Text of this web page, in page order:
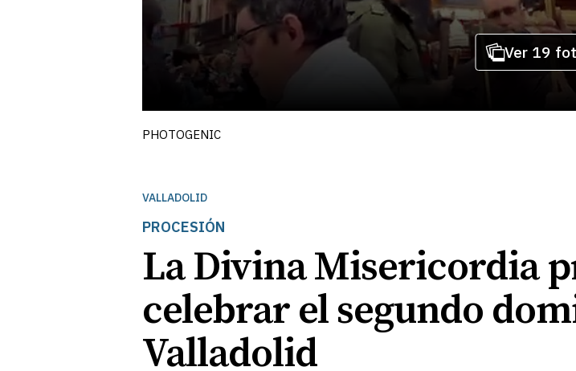
Ver 19
PHOTOGENIC
VALLADOLID
PROCESIÓN
La Divina Misericordia
celebrar el segundo
Valladolid